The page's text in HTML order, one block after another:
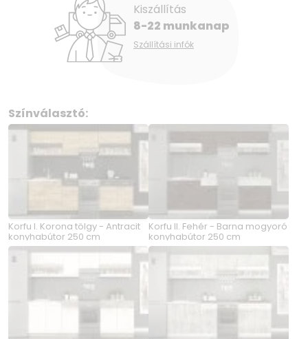
Kiszállítás
8-22 munkanap
Szállítási infók
Színválasztó:
Korfu I. Korona tölgy - Antracit
konyhabútor 250 cm
Korfu II. Fehér - Barna mogyoró
konyhabútor 250 cm